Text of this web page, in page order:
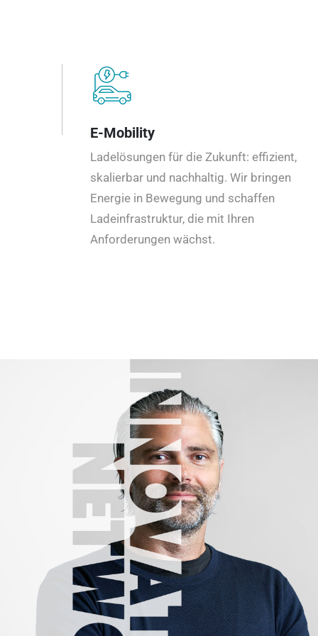
E-Mobility
Ladelösungen für die Zukunft: effizient,
skalierbar und nachhaltig. Wir bringen
Energie in Bewegung und schaffen
Ladeinfrastruktur, die mit Ihren
Anforderungen wächst.